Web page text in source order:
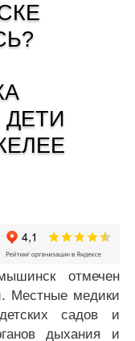
отмечен
Местные медики
садов и
дыхания и